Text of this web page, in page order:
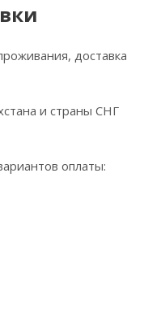
доставка
и страны СНГ
оплаты: